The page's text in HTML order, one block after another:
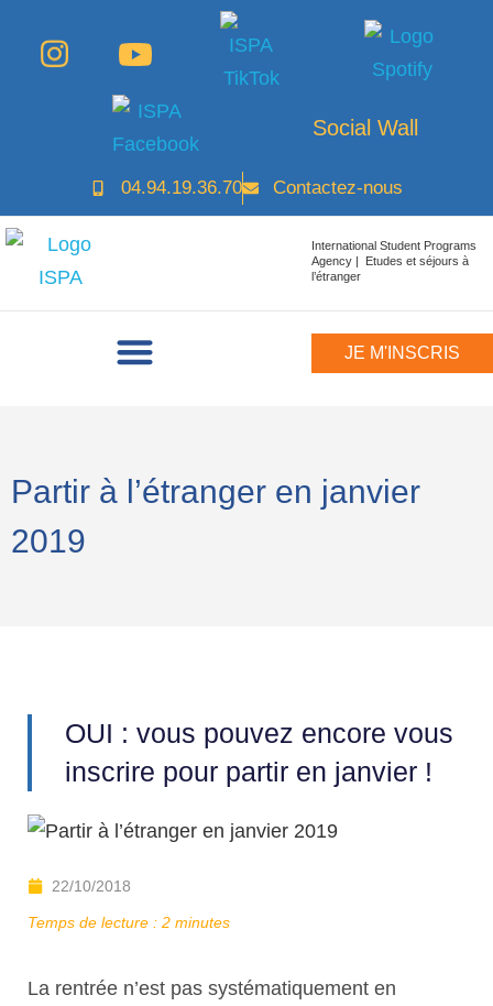
Social Wall
04.94.19.36.70 Contactez-nous
International Student Programs
Agency | Etudes et séjours à
l’étranger
JE M'INSCRIS
Partir à l’étranger en janvier
2019
OUI : vous pouvez encore vous
inscrire pour partir en janvier !
22/10/2018
Temps de lecture : 2 minutes
La rentrée n’est pas systématiquement en